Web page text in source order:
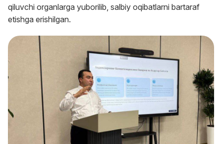
qiluvchi organlarga yuborilib, salbiy oqibatlarni bartaraf
etishga erishilgan.